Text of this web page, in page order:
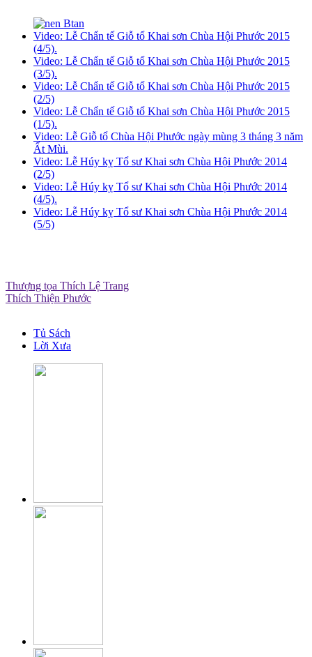
Video: Lễ Chẩn tế Giỗ tổ Khai sơn Chùa Hội Phước 2015
(4/5).
Video: Lễ Chẩn tế Giỗ tổ Khai sơn Chùa Hội Phước 2015
(3/5).
Video: Lễ Chẩn tế Giỗ tổ Khai sơn Chùa Hội Phước 2015
(2/5)
Video: Lễ Chẩn tế Giỗ tổ Khai sơn Chùa Hội Phước 2015
(1/5).
Video: Lễ Giỗ tổ Chùa Hội Phước ngày mùng 3 tháng 3 năm
Ất Mùi.
Video: Lễ Húy kỵ Tổ sư Khai sơn Chùa Hội Phước 2014
(2/5)
Video: Lễ Húy kỵ Tổ sư Khai sơn Chùa Hội Phước 2014
(4/5).
Video: Lễ Húy kỵ Tổ sư Khai sơn Chùa Hội Phước 2014
(5/5)
Thượng tọa Thích Lệ Trang
Thích Thiện Phước
Tủ Sách
Lời Xưa